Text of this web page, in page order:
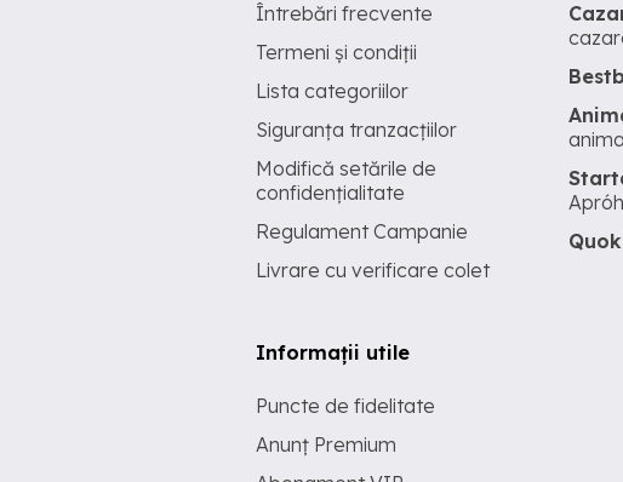
Întrebări frecvente
Termeni și condiții
Lista categoriilor
Siguranța tranzacțiilor
Modifică setările de
confidențialitate
Regulament Campanie
Livrare cu verificare colet
Informații utile
Puncte de fidelitate
Anunț Premium